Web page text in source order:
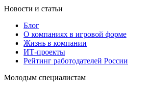
Новости и статьи
Блог
О компаниях в игровой форме
Жизнь в компании
ИТ-проекты
Рейтинг работодателей России
Молодым специалистам